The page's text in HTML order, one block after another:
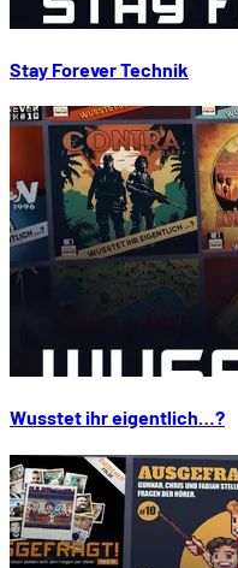
Stay Forever Technik
Wusstet ihr eigentlich…?